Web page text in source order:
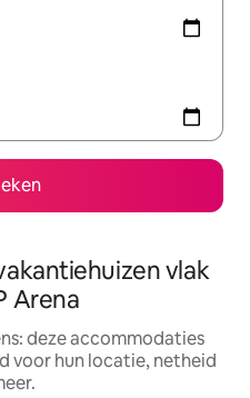
vlak
Arena
deze accommodaties
voor hun locatie, netheid